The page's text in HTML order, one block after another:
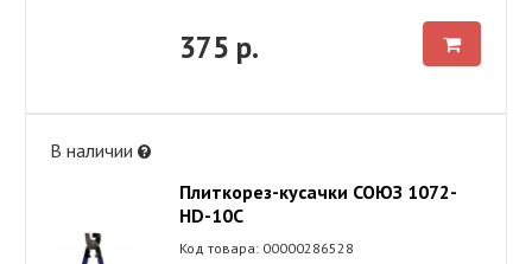
375 р.
В наличии
Плиткорез-кусачки СОЮЗ 1072-
HD-10С
Код товара: 00000286528